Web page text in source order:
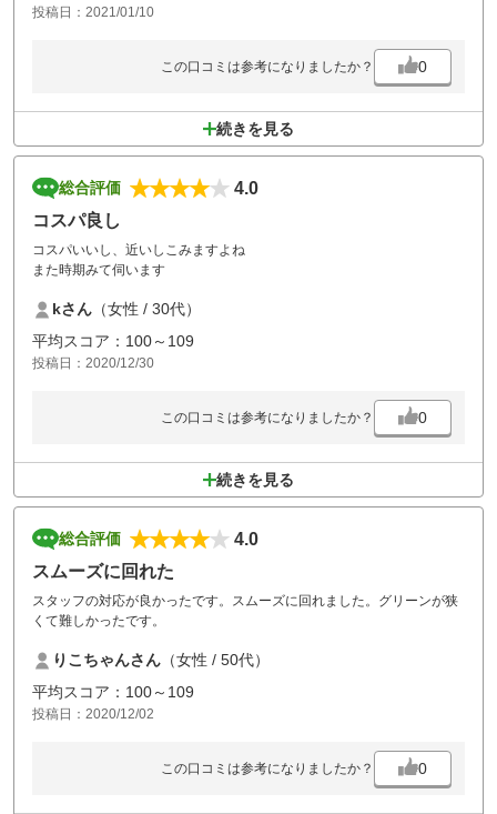
投稿日：2021/01/10
この口コミは参考になりましたか？ 0
続きを見る
総合評価
4.0
コスパ良し
コスパいいし、近いしこみますよね
また時期みて伺います
kさん （女性 / 30代）
平均スコア：100～109
投稿日：2020/12/30
この口コミは参考になりましたか？ 0
続きを見る
総合評価
4.0
スムーズに回れた
スタッフの対応が良かったです。スムーズに回れました。グリーンが狭
くて難しかったです。
りこちゃんさん （女性 / 50代）
平均スコア：100～109
投稿日：2020/12/02
この口コミは参考になりましたか？ 0